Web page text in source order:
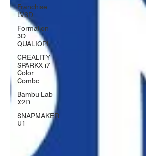
Franchise
LV3D
Formation
3D
QUALIOPI
CREALITY
SPARKX i7
Color
Combo
Bambu Lab
X2D
SNAPMAKER
U1